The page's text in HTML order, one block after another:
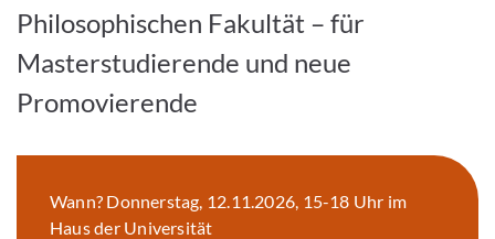
Philosophischen Fakultät – für
Masterstudierende und neue
Promovierende
Wann? Donnerstag, 12.11.2026, 15-18 Uhr im
Haus der Universität